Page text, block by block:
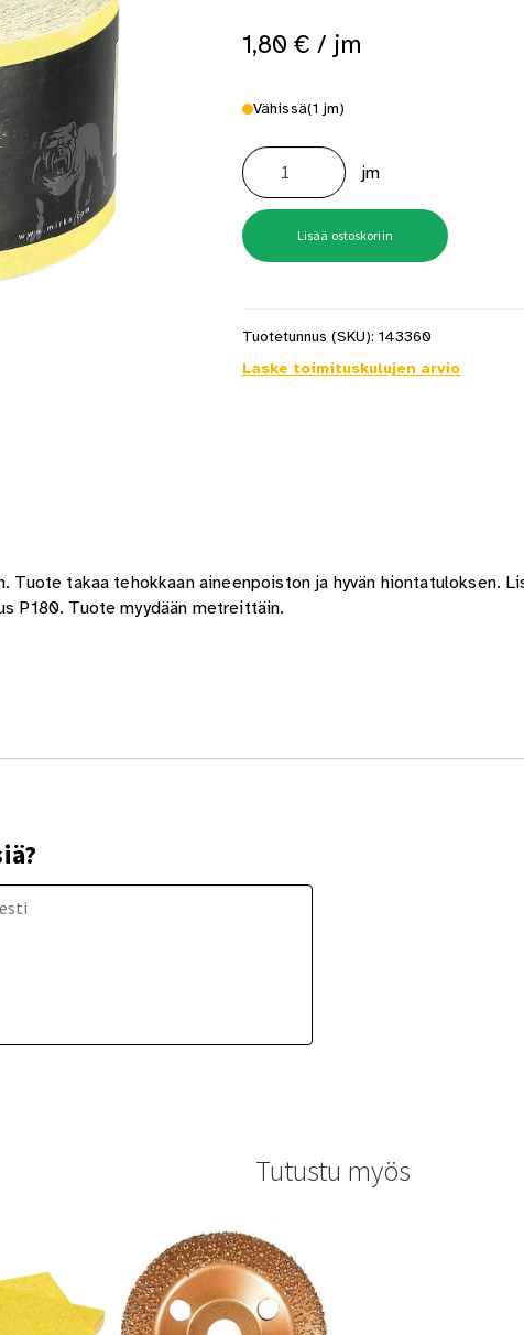
1,80 € / jm
Vähissä(1 jm)
Hiomapaperi
Mirka
P180
115mm,
metrimyynti
määrä
jm
Lisää ostoskoriin
Tuotetunnus (SKU): 143360
Laske toimituskulujen arvio
Tuote takaa tehokkaan aineenpoiston ja hyvän hiontatuloksen.
P180. Tuote myydään metreittäin.
Tutustu myös